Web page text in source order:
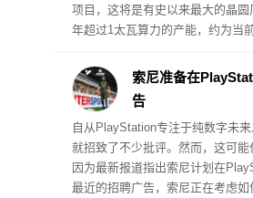
项目，这将是有史以来最大的晶
年超过1太瓦算力的产能，约为当
使用授权。
索尼准备在
告
自从PlayStation专注于纯数字未
就招致了不少批评。然而，这可能
因为最新报道指出索尼计划在
最近的招聘广告，索尼正在考虑